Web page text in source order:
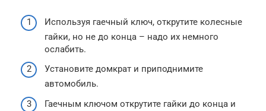
Используя гаечный ключ, открутите колесные
гайки, но не до конца – надо их немного
ослабить.
Установите домкрат и приподнимите
автомобиль.
Гаечным ключом открутите гайки до конца и